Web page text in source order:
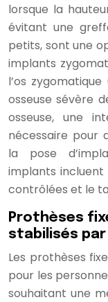
lorsque la
évitant une
petits, sont une
implants
l’os
osseuse sévère
osseuse, une
nécessaire pour
la pose
implants incluent
contrôlées et le
Prothèses
stabilisés
Les prothèses
pour les
souhaitant une